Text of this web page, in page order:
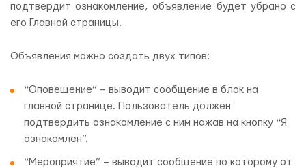
подтвердит ознакомление, объявление будет убрано с
его Главной страницы.
Объявления можно создать двух типов:
“Оповещение” – выводит сообщение в блок на
главной странице. Пользователь должен
подтвердить ознакомление с ним нажав на кнопку “Я
ознакомлен”.
“Мероприятие” – выводит сообщение по которому от